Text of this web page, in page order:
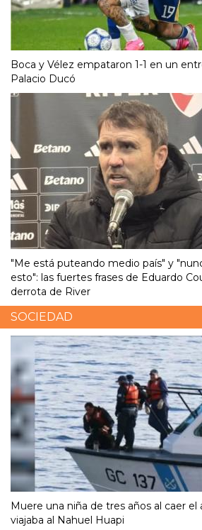
Boca y Vélez empataron 1-1 en un
Palacio Ducó
"Me está puteando medio país" y
esto": las fuertes frases de Eduardo
derrota de River
SOCIEDAD
Muere una niña de tres años al caer el
viajaba al Nahuel Huapi